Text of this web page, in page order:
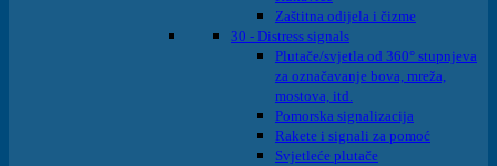
Zaštitna odijela i čizme
30 - Distress signals
Plutače/svjetla od 360° stupnjeva
za označavanje bova, mreža,
mostova, itd.
Pomorska signalizacija
Rakete i signali za pomoć
Svjetleće plutače